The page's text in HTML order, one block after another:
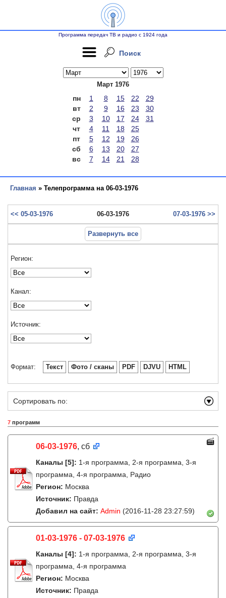
Программа передач ТВ и радио с 1924 года
Поиск
Март 1976
пн 1 8 15 22
29
вт
2 9 16 23
30
ср
3 10 17 24
31
чт
4 11 18
25
пт
5 12 19
26
сб
6 13 20
27
вс
7 14 21 28
Главная » Телепрограмма на 06-03-1976
<< 05-03-1976 06-03-1976 07-03-1976 >>
Развернуть все
Регион:
Канал:
Источник:
Формат: Текст Фото / сканы PDF DJVU HTML
Сортировать по:
7 программ
06-03-1976, сб
Каналы [5]: 1-я программа, 2-я программа, 3-я
программа, 4-я программа, Радио
Регион: Москва
Источник: Правда
Добавил на сайт: Admin (2016-11-28 23:27:59)
01-03-1976 - 07-03-1976
Каналы [4]: 1-я программа, 2-я программа, 3-я
программа, 4-я программа
Регион: Москва
Источник: Правда